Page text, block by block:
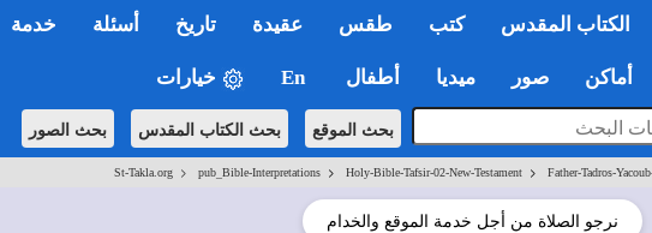
الكتاب المقدس كتب طقس عقيدة تاريخ أسئلة خدمة
أماكن صور ميديا أطفال En خيارات
بحث الموقع بحث الكتاب المقدس بحث الصور
St-Takla.org> pub_Bible-Interpretations> Holy-Bible-Tafsir-02-New-Testament> Father-Tadros-
نرجو الصلاة من أجل خدمة الموقع والخدام